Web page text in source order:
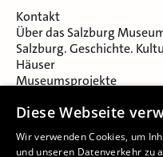
Kontakt
Über das Salzburg
Salzburg. Geschichte.
Häuser
Museumsprojekte
Museumsverein Celtic
Diese Webseite
Wir verwenden Cookies, um
und unseren Datenverkehr zu